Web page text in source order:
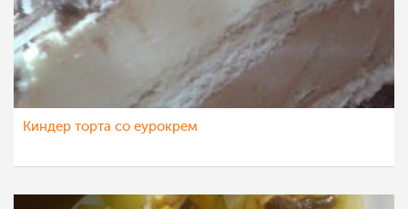
Киндер торта со еурокрем